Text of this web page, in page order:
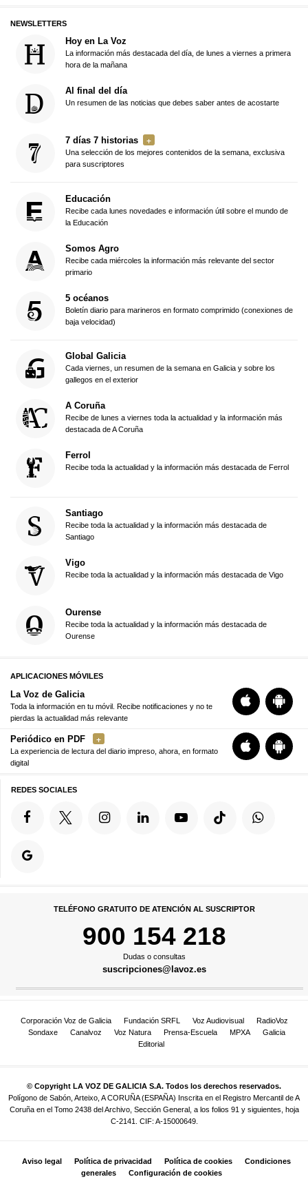
NEWSLETTERS
Hoy en La Voz
La información más destacada del día, de lunes a viernes a primera
hora de la mañana
Al final del día
Un resumen de las noticias que debes saber antes de acostarte
7 días 7 historias
Una selección de los mejores contenidos de la semana, exclusiva
para suscriptores
Educación
Recibe cada lunes novedades e información útil sobre el mundo de
la Educación
Somos Agro
Recibe cada miércoles la información más relevante del sector
primario
5 océanos
Boletín diario para marineros en formato comprimido (conexiones de
baja velocidad)
Global Galicia
Cada viernes, un resumen de la semana en Galicia y sobre los
gallegos en el exterior
A Coruña
Recibe de lunes a viernes toda la actualidad y la información más
destacada de A Coruña
Ferrol
Recibe toda la actualidad y la información más destacada de Ferrol
Santiago
Recibe toda la actualidad y la información más destacada de
Santiago
Vigo
Recibe toda la actualidad y la información más destacada de Vigo
Ourense
Recibe toda la actualidad y la información más destacada de
Ourense
APLICACIONES MÓVILES
La Voz de Galicia
Toda la información en tu móvil. Recibe notificaciones y no te
pierdas la actualidad más relevante
Periódico en PDF
La experiencia de lectura del diario impreso, ahora, en formato
digital
REDES SOCIALES
TELÉFONO GRATUITO DE ATENCIÓN AL SUSCRIPTOR
900 154 218
Dudas o consultas
suscripciones@lavoz.es
Corporación Voz de Galicia Fundación SRFL Voz Audiovisual
RadioVoz
Sondaxe
Canalvoz Voz Natura Prensa-Escuela MPXA
Galicia
Editorial
© Copyright LA VOZ DE GALICIA S.A. Todos los derechos reservados.
Polígono de Sabón, Arteixo, A CORUÑA (ESPAÑA) Inscrita en el Registro Mercantil de A
Coruña en el Tomo 2438 del Archivo, Sección General, a los folios 91 y siguientes, hoja
C-2141. CIF: A-15000649.
Aviso legal Política de privacidad Política de cookies
Condiciones
generales
Configuración de cookies